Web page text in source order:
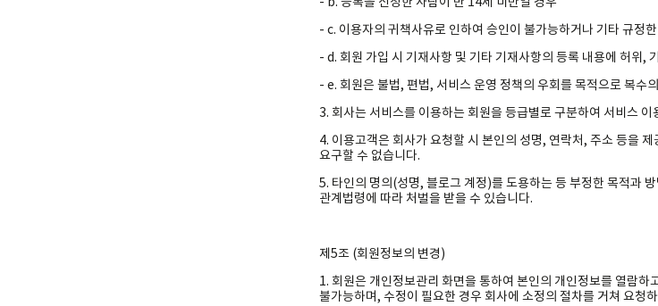
- c. 이용자의 귀책사유로 인하여 승인이 불가능하거나 기타 규정
- d. 회원 가입 시 기재사항 및 기타 기재사항의 등록 내용에 허위,
- e. 회원은 불법, 편법, 서비스 운영 정책의 우회를 목적으로 복수
3. 회사는 서비스를 이용하는 회원을 등급별로 구분하여 서비스 이
4. 이용고객은 회사가 요청할 시 본인의 성명, 연락처, 주소 등을
요구할 수 없습니다.
5. 타인의 명의(성명, 블로그 계정)를 도용하는 등 부정한 목적과
관계법령에 따라 처벌을 받을 수 있습니다.
제5조 (회원정보의 변경)
1. 회원은 개인정보관리 화면을 통하여 본인의 개인정보를 열람하
불가능하며, 수정이 필요한 경우 회사에 소정의 절차를 거쳐 요청